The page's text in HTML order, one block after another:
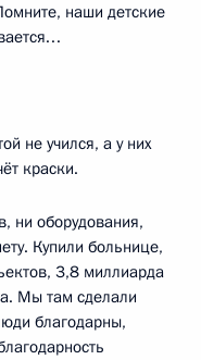
наши детские
не учился, а у них
краски.
ни оборудования,
Купили больнице,
3,8 миллиарда
Мы там сделали
благодарны,